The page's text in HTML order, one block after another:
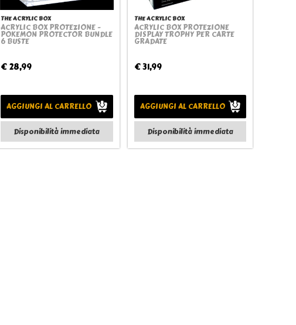
Quickview
THE ACRYLIC BOX
ACRYLIC BOX PROTEZIONE -
POKEMON PROTECTOR BUNDLE
6 BUSTE
€ 28,99
AGGIUNGI AL CARRELLO
Disponibilità immediata
Quickview
THE ACRYLIC BOX
ACRYLIC BOX PROTEZIONE
DISPLAY TROPHY PER CARTE
GRADATE
€ 31,99
AGGIUNGI AL CARRELLO
Disponibilità immediata